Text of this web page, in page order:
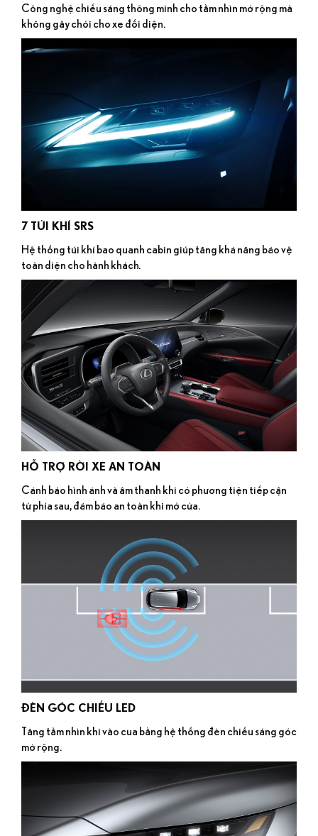
Công nghệ chiếu sáng thông minh cho tầm nhìn mở rộng mà
không gây chói cho xe đối diện.
7 TÚI KHÍ SRS
Hệ thống túi khí bao quanh cabin giúp tăng khả năng bảo vệ
toàn diện cho hành khách.
HỖ TRỢ RỜI XE AN TOÀN
Cảnh báo hình ảnh và âm thanh khi có phương tiện tiếp cận
từ phía sau, đảm bảo an toàn khi mở cửa.
ĐÈN GÓC CHIẾU LED
Tăng tầm nhìn khi vào cua bằng hệ thống đèn chiếu sáng góc
mở rộng.